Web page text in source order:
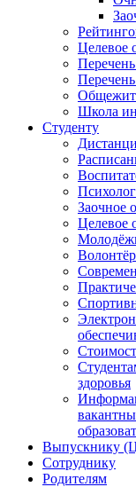
Целевое
Школа
Студенту
Психолог
Заочное
Целевое
здоровья
Выпускнику
Сотруднику
Родителям